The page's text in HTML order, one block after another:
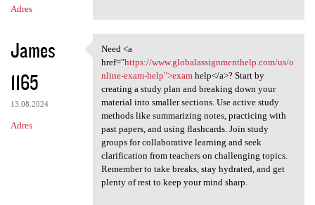
Adres
James
1165
13.08.2024
Adres
Need <a href="https://www
Need <a
href="https://www.globalassignmenthelp.com/us/o
nline-exam-help">examhelp</a>? Start by
creating a study plan and breaking down your
material into smaller sections. Use active study
methods like summarizing notes, practicing with
past papers, and using flashcards. Join study
groups for collaborative learning and seek
clarification from teachers on challenging topics.
Remember to take breaks, stay hydrated, and get
plenty of rest to keep your mind sharp.